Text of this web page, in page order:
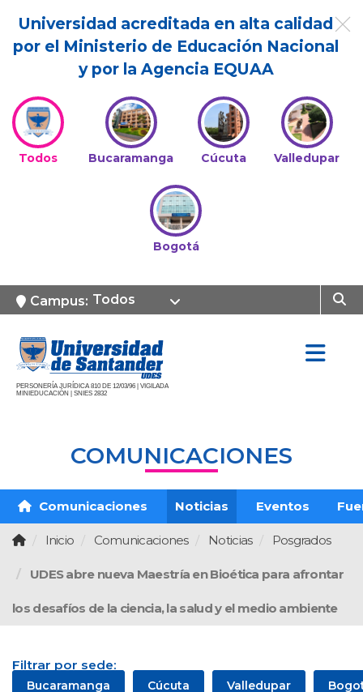
Universidad acreditada en alta calidad
por el Ministerio de Educación Nacional
y por la Agencia EQUAA
Todos Bucaramanga Cúcuta Valledupar
Bogotá
Campus: Todos
PERSONERÍA JURÍDICA 810 DE 12/03/96 | VIGILADA
MINIEDUCACIÓN | SNIES 2832
COMUNICACIONES
Comunicaciones Noticias Eventos
Inicio Comunicaciones Noticias Posgrados
UDES abre nueva Maestría en Bioética para afrontar
los desafíos de la ciencia, la salud y el medio ambiente
Filtrar por sede:
Bucaramanga Cúcuta Valledupar